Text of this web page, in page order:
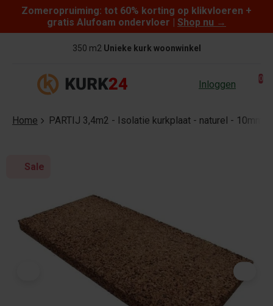
Skip to content
Zomeropruiming: tot 60% korting op klikvloeren +
gratis Alufoam ondervloer | Shop nu →
350 m2 Unieke kurk woonwinkel
Inloggen 0
Home PARTIJ 3,4m2 - Isolatie kurkplaat - naturel - 10mm -
Sale